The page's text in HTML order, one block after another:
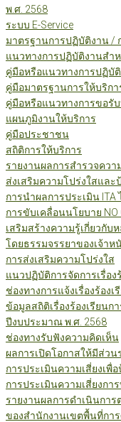
พ.ศ. 2568
ระบบ E-Service
มาตรฐานการปฏิบัติงาน /
แนวทางการปฏิบัติงานสำ
คู่มือหรือแนวทางการปฏิบั
คู่มือมาตรฐานการให้บริกา
คู่มือหรือแนวทางการขอรั
แผนภูมิงานให้บริการ
คู่มือประชาชน
สถิติการให้บริการ
รายงานผลการสำรวจควา
ส่งเสริมความโปร่งใสและ
การนำผลการประเมิน
การขับเคลื่อนนโยบาย NO
เสริมสร้างความรู้เกี่ยวกั
โดยธรรมจรรยาของเจ้าห
การส่งเสริมความโปร่งใส
แนวปฏิบัติการจัดการเรื่อ
ช่องทางการแจ้งเรื่องร้อง
ข้อมูลสถิติเรื่องร้องเรียน
ปีงบประมาณ พ.ศ. 2568
ช่องทางรับฟังความคิดเห็น
ผลการเปิดโอกาสให้มีส่ว
การประเมินความเสี่ยงเพื่
การประเมินความเสี่ยงก
รายงานผลการดำเนินกา
ของสำนักงานเขตพื้นที่กา